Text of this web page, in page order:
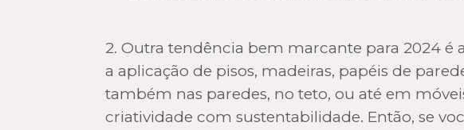
2. Outra tendência bem marcante para 2024
a aplicação de pisos, madeiras, papéis de
também nas paredes, no teto, ou até em
criatividade com sustentabilidade. Então, se